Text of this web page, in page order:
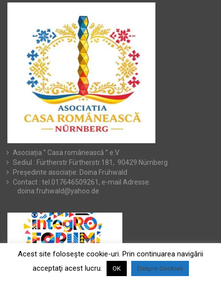
Asociația ” Casa românească ” e.V
Sediul : Fürtherstr Fürtherstr.181, 90429 Nürnberg
Președinte asociație: Doina Frühwald
Contact : tel.017646509261, e-mail Adresse:
doina.fruhwald@yahoo.de
Acest site foloseşte cookie-uri. Prin continuarea navigării
acceptaţi acest lucru.
OK Despre Cookies